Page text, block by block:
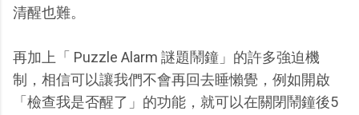
清醒也難。
再加上「 Puzzle Alarm 謎題鬧鐘」的許多強迫機
制，相信可以讓我們不會再回去睡懶覺，例如開啟
「檢查我是否醒了」的功能，就可以在關閉鬧鐘後5